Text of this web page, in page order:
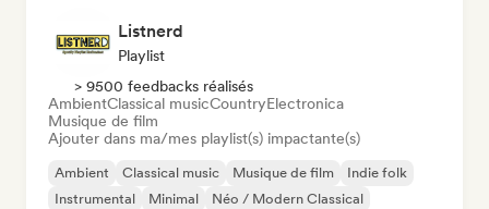
Listnerd
Playlist
> 9500 feedbacks réalisés
AmbientClassical musicCountryElectronica
Musique de film
Ajouter dans ma/mes playlist(s) impactante(s)
Ambient Classical music Musique de film
Indie folk
Instrumental
Minimal
Néo / Modern Classical